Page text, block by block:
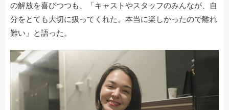
の解放を喜びつつも、「キャストやスタッフのみんなが、自
分をとても大切に扱ってくれた。本当に楽しかったので離れ
難い」と語った。